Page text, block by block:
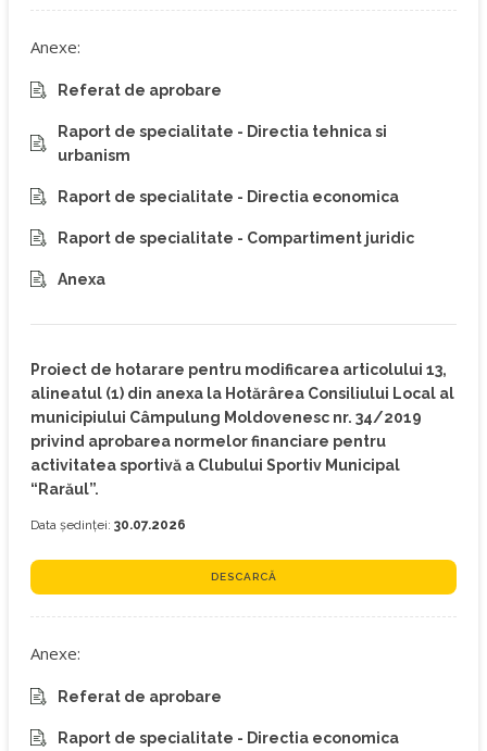
Anexe:
Referat de aprobare
Raport de specialitate - Directia tehnica si
urbanism
Raport de specialitate - Directia economica
Raport de specialitate - Compartiment juridic
Anexa
Proiect de hotarare pentru modificarea articolului 13,
alineatul (1) din anexa la Hotărârea Consiliului Local al
municipiului Câmpulung Moldovenesc nr. 34/2019
privind aprobarea normelor financiare pentru
activitatea sportivă a Clubului Sportiv Municipal
“Rarăul”.
Data ședinței: 30.07.2026
DESCARCĂ
Anexe:
Referat de aprobare
Raport de specialitate - Directia economica